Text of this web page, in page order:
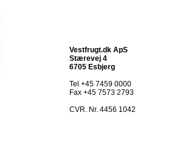
Vestfrugt.dk ApS
Stærevej 4
6705 Esbjerg
Tel +45 7459 0000
Fax +45 7573 2793
CVR. Nr. 4456 1042